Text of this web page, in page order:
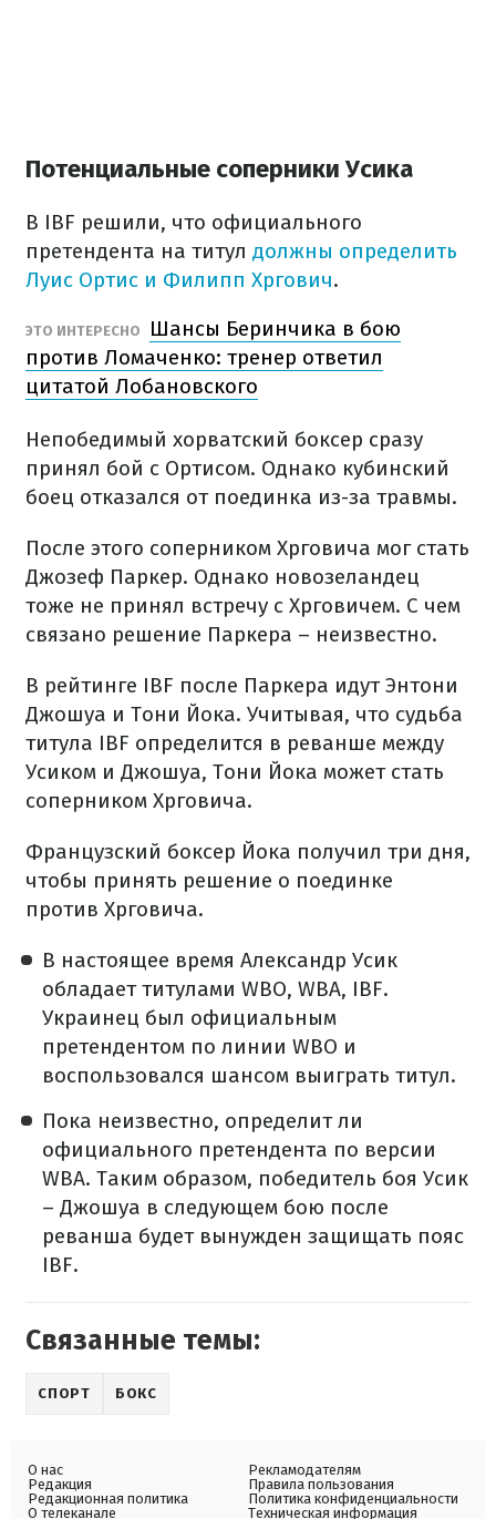
Потенциальные соперники Усика
В IBF решили, что официального
претендента на титул должны определить
Луис Ортис и Филипп Хргович.
ЭТО ИНТЕРЕСНО
Шансы Беринчика в бою
против Ломаченко: тренер ответил
цитатой Лобановского
Непобедимый хорватский боксер сразу
принял бой с Ортисом. Однако кубинский
боец ​​отказался от поединка из-за травмы.
После этого соперником Хрговича мог стать
Джозеф Паркер. Однако новозеландец
тоже не принял встречу с Хрговичем. С чем
связано решение Паркера – неизвестно.
В рейтинге IBF после Паркера идут Энтони
Джошуа и Тони Йока. Учитывая, что судьба
титула IBF определится в реванше между
Усиком и Джошуа, Тони Йока может стать
соперником Хрговича.
Французский боксер Йока получил три дня,
чтобы принять решение о поединке
против Хрговича.
В настоящее время Александр Усик
обладает титулами WBO, WBA, IBF.
Украинец был официальным
претендентом по линии WBO и
воспользовался шансом выиграть титул.
Пока неизвестно, определит ли
официального претендента по версии
WBA. Таким образом, победитель боя Усик
– Джошуа в следующем бою после
реванша будет вынужден защищать пояс
IBF.
Связанные темы:
СПОРТ БОКС
О нас
Редакция
Редакционная политика
О телеканале
Рекламодателям
Правила пользования
Политика конфиденциальности
Техническая информация